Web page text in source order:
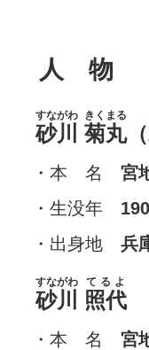
人 物
砂川
すながわ
菊丸
きくまる
・本 名 宮
・生没年
・出身地 兵
砂川
すながわ
照代
てるよ
・本 名 宮